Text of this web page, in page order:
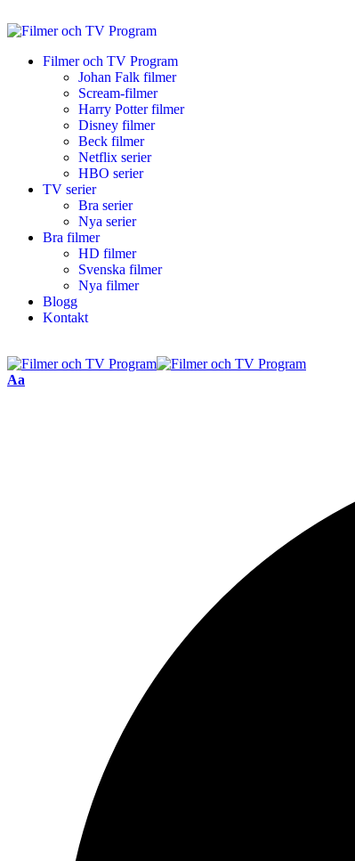
Filmer och TV Program
Johan Falk filmer
Scream-filmer
Harry Potter filmer
Disney filmer
Beck filmer
Netflix serier
HBO serier
TV serier
Bra serier
Nya serier
Bra filmer
HD filmer
Svenska filmer
Nya filmer
Blogg
Kontakt
Aa